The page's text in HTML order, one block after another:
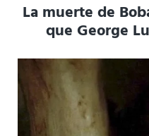
La muerte de
que George